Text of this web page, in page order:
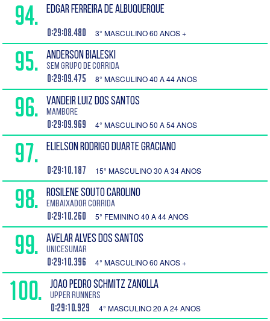
94. EDGAR FERREIRA DE ALBUQUERQUE
0:29:08.480 3° MASCULINO 60 ANOS +
95. ANDERSON BIALESKI
SEM GRUPO DE CORRIDA
0:29:09.475 8° MASCULINO 40 A 44 ANOS
96. VANDEIR LUIZ DOS SANTOS
mambore
0:29:09.969 4° MASCULINO 50 A 54 ANOS
97. ELIELSON RODRIGO DUARTE GRACIANO
0:29:10.187 15° MASCULINO 30 A 34 ANOS
98. ROSILENE SOUTO CAROLINO
EMBAIXADOR CORRIDA
0:29:10.260 5° FEMININO 40 A 44 ANOS
99. AVELAR ALVES DOS SANTOS
UNICESUMAR
0:29:10.396 4° MASCULINO 60 ANOS +
100. JOAO PEDRO SCHMITZ ZANOLLA
Upper runners
0:29:10.929 4° MASCULINO 20 A 24 ANOS